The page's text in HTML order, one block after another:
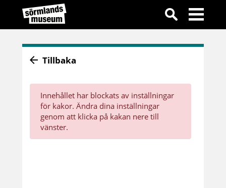
Tillbaka
Innehållet har blockats av inställningar
för kakor. Ändra dina inställningar
genom att klicka på kakan nere till
vänster.